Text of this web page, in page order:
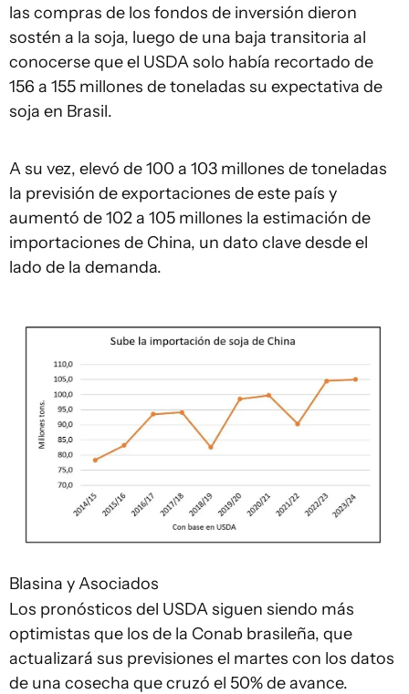
las compras de los fondos de inversión dieron
sostén a la soja, luego de una baja transitoria al
conocerse que el USDA solo había recortado de
156 a 155 millones de toneladas su expectativa de
soja en Brasil.
A su vez, elevó de 100 a 103 millones de toneladas
la previsión de exportaciones de este país y
aumentó de 102 a 105 millones la estimación de
importaciones de China, un dato clave desde el
lado de la demanda.
Blasina y Asociados
Los pronósticos del USDA siguen siendo más
optimistas que los de la Conab brasileña, que
actualizará sus previsiones el martes con los datos
de una cosecha que cruzó el 50% de avance.